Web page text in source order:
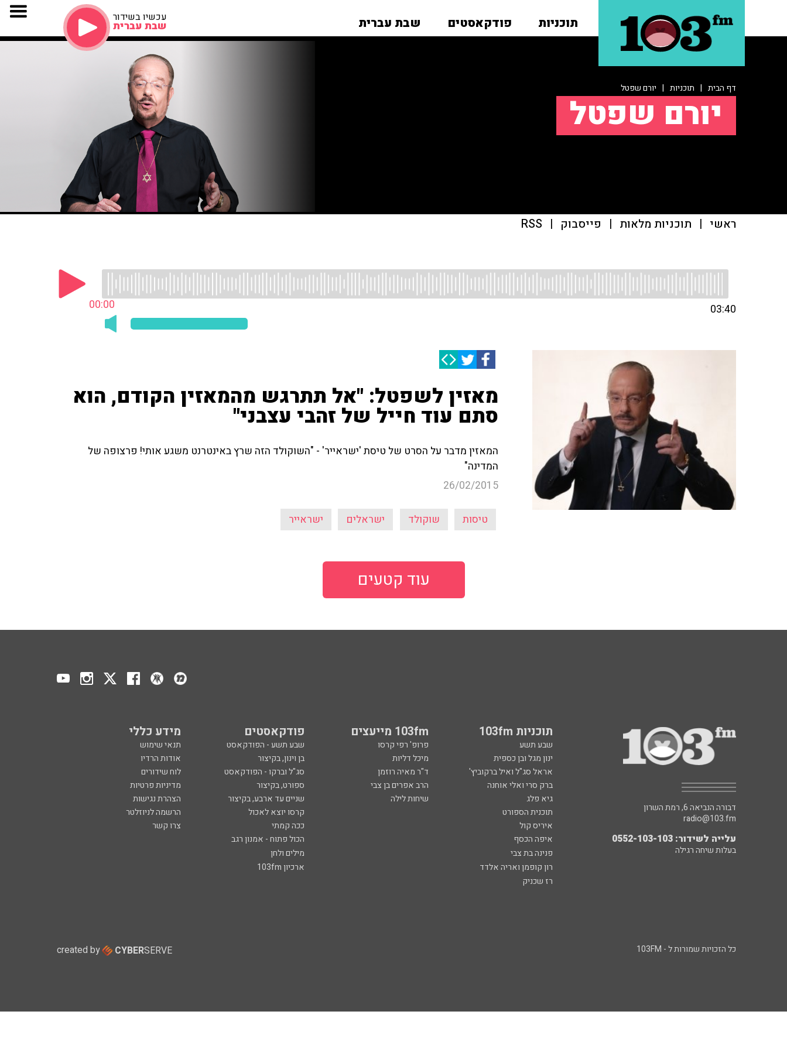
תוכניות פודקאסטים שבת עברית עכשיו בשידור
שבת עברית
דף הבית | תוכניות | יורם שפטל
יורם שפטל
ראשי | תוכניות מלאות | פייסבוק |
RSS
00:00 03:40
מאזין לשפטל: "אל תתרגש מהמאזין הקודם, הוא
סתם עוד חייל של זהבי עצבני"
המאזין מדבר על הסרט של טיסת 'ישראייר' - "השוקולד הזה שרץ באינטרנט משגע אותי! פרצופה של
המדינה"
26/02/2015
טיסות שוקולד ישראלים ישראייר
עוד קטעים
תוכניות 103fm 103fm מייעצים פודקאסטים מידע כללי
שבע תשע פרופ' רפי קרסו שבע תשע - הפודקאסט
תנאי שימוש
ינון מגל ובן כספית
מיכל דליות בן וינון, בקיצור
אודות הרדיו
אראל סג"ל ואיל ברקוביץ'
ד"ר מאיה רוזמן סג"ל וברקו - הפודקאסט
לוח שידורים
ברק סרי ואלי אוחנה
הרב אפרים בן צבי ספורט, בקיצור
מדיניות פרטיות
גיא פלג
שיחות לילה שניים עד ארבע, בקיצור
הצהרת נגישות
תוכנית הספורט
קרסו יוצא לאכול
הרשמה לניוזלטר
איריס קול
ככה קמתי
צרו קשר
איפה הכסף
הכול פתוח - אמנון רגב
פנינה בת צבי
מילים ולחן
רון קופמן ואריה אלדד
ארכיון 103fm
רז שכניק
דבורה הנביאה 6, רמת השרון
radio@103.fm
עלייה לשידור: 0552-103-103
בעלות שיחה רגילה
כל הזכויות שמורות ל - 103FM created by CYBERSERVE